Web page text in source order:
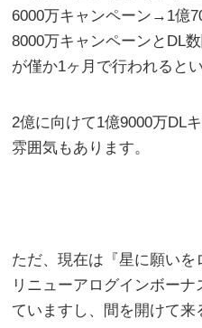
6000万キャンペーン→1億
8000万キャンペーンとDL
が僅か1ヶ月で行われると
2億に向けて1億9000万DL
雰囲気もあります。
ただ、現在は『星に願い
リニューアログインボー
ていますし、間を開けて